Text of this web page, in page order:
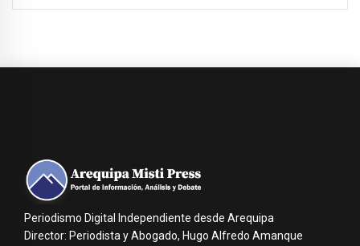
Periodismo Digital Independiente desde Arequipa
Director: Periodista y Abogado, Hugo Alfredo Amanque